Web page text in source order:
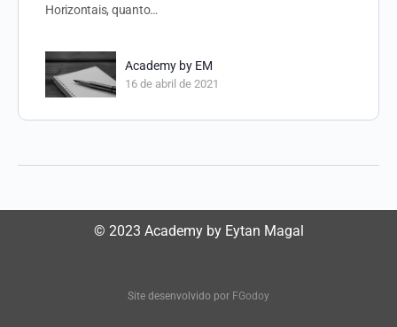
Horizontais, quanto…
Academy by EM
16 de abril de 2021
© 2023 Academy by Eytan Magal
Site desenvolvido por FGodoy